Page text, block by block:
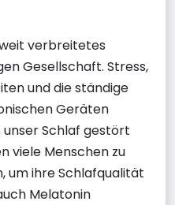
verbreitetes
Gesellschaft. Stress,
und die ständige
Geräten
unser Schlaf gestört
viele Menschen zu
um ihre Schlafqualität
Melatonin